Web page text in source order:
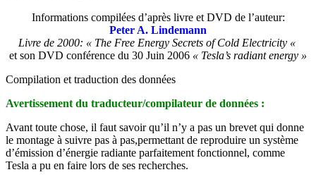
Informations compilées d’après livre et DVD de l’auteur:
Peter A. Lindemann
Livre de 2000: « The Free Energy Secrets of Cold Electricity «
et son DVD conférence du 30 Juin 2006 « Tesla’s radiant energy »
Compilation et traduction des données
Avertissement du traducteur/compilateur de données :
Avant toute chose, il faut savoir qu’il n’y a pas un brevet qui donne
le montage à suivre pas à pas,permettant de reproduire un système
d’émission d’énergie radiante parfaitement fonctionnel, comme
Tesla a pu en faire lors de ses recherches.